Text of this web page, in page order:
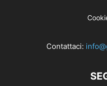
Contattaci: